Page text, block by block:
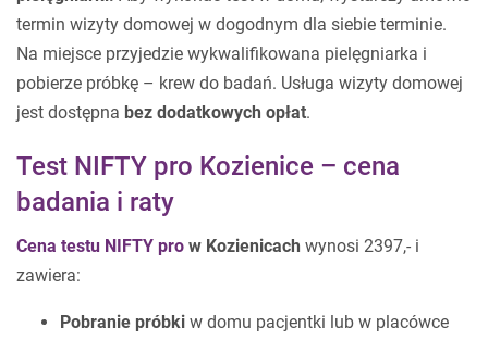
termin wizyty domowej w dogodnym dla siebie terminie.
Na miejsce przyjedzie wykwalifikowana pielęgniarka i
pobierze próbkę – krew do badań. Usługa wizyty domowej
jest dostępna bez dodatkowych opłat.
Test NIFTY pro Kozienice – cena
badania i raty
Cena testu NIFTY pro w Kozienicach wynosi 2397,- i
zawiera:
Pobranie próbki w domu pacjentki lub w placówce